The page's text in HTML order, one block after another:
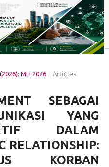
MEI 2026 / Articles
SEBAGAI
YANG
DALAM
RELATIONSHIP:
KORBAN